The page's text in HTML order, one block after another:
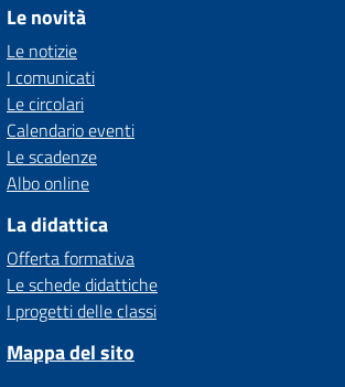
Le novità
Le notizie
I comunicati
Le circolari
Calendario eventi
Le scadenze
Albo online
La didattica
Offerta formativa
Le schede didattiche
I progetti delle classi
Mappa del sito